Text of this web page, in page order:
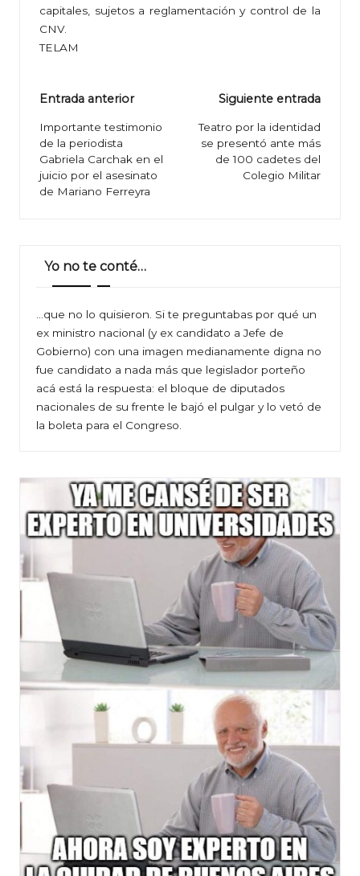
capitales, sujetos a reglamentación y control de la
CNV.
TELAM
Navegación
de
entradas
Entrada anterior
Importante testimonio
de la periodista
Gabriela Carchak en el
juicio por el asesinato
de Mariano Ferreyra
Siguiente entrada
Teatro por la identidad
se presentó ante más
de 100 cadetes del
Colegio Militar
Yo no te conté…
…que no lo quisieron. Si te preguntabas por qué un
ex ministro nacional (y ex candidato a Jefe de
Gobierno) con una imagen medianamente digna no
fue candidato a nada más que legislador porteño
acá está la respuesta: el bloque de diputados
nacionales de su frente le bajó el pulgar y lo vetó de
la boleta para el Congreso.